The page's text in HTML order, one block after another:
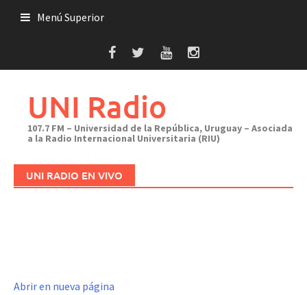
Menú Superior
UNI Radio
107.7 FM – Universidad de la República, Uruguay – Asociada
a la Radio Internacional Universitaria (RIU)
UNI RADIO EN VIVO
Abrir en nueva página